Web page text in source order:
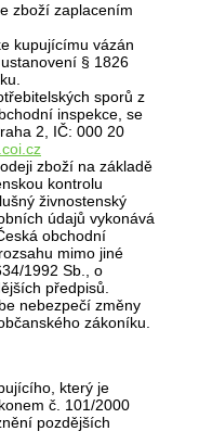
zboží zaplacením
kupujícímu vázán
§ 1826
sporů z
inspekce, se
2, IČ: 000 20
zboží na základě
kontrolu
živnostenský
údajů vykonává
obchodní
mimo jiné
1992 Sb., o
předpisů.
nebezpečí změny
zákoníku.
který je
č. 101/2000
pozdějších